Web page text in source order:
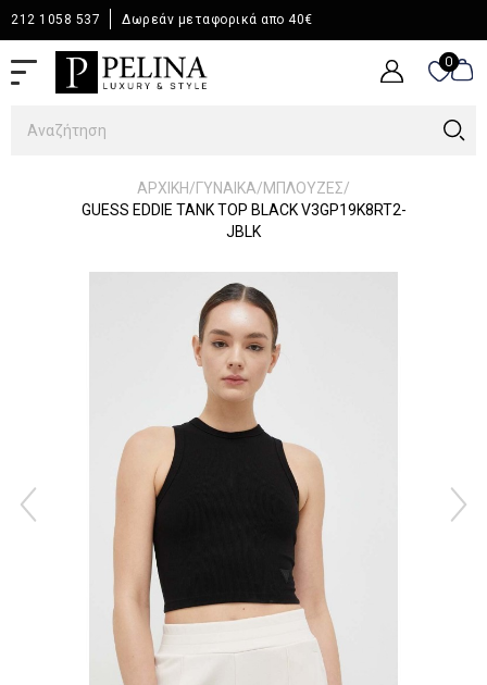
212 1058 537 Δωρεάν μεταφορικά απο 40€
0
0
ΑΡΧΙΚΉ/ΓΥΝΑΙΚΑ/ΜΠΛΟΥΖΕΣ/
GUESS EDDIE TANK TOP BLACK V3GP19K8RT2-
JBLK